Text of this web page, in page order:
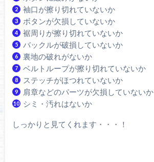
袖口が擦り切れていないか
ボタンが欠損していないか
裾周りが擦り切れていないか
バックルが破損していないか
裏地の破れがないか
ベルトループが擦り切れていないか
ステッチがほつれていないか
肩章などのパーツが欠損していないか
シミ・汚れはないか
しっかりと見てくれます・・・！